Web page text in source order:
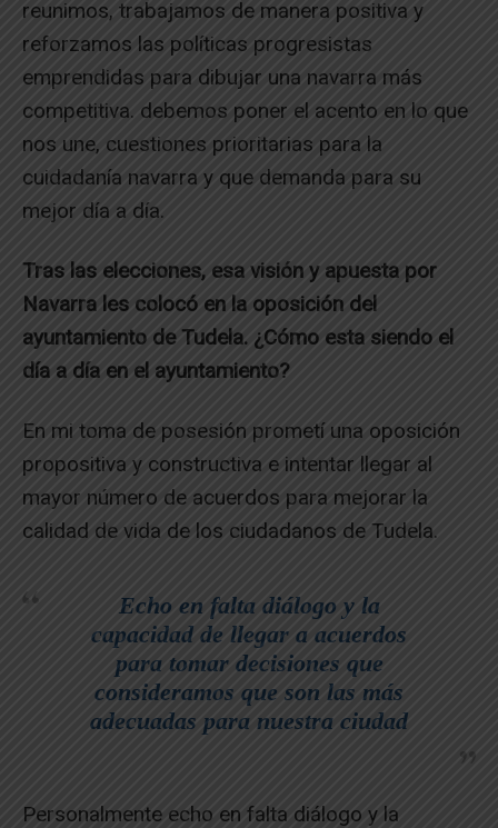
reunimos, trabajamos de manera positiva y
reforzamos las políticas progresistas
emprendidas para dibujar una navarra más
competitiva. debemos poner el acento en lo que
nos une, cuestiones prioritarias para la
cuidadanía navarra y que demanda para su
mejor día a día.
Tras las elecciones, esa visión y apuesta por
Navarra les colocó en la oposición del
ayuntamiento de Tudela. ¿Cómo esta siendo el
día a día en el ayuntamiento?
En mi toma de posesión prometí una oposición
propositiva y constructiva e intentar llegar al
mayor número de acuerdos para mejorar la
calidad de vida de los ciudadanos de Tudela.
Echo en falta diálogo y la
capacidad de llegar a acuerdos
para tomar decisiones que
consideramos que son las más
adecuadas para nuestra ciudad
Personalmente echo en falta diálogo y la